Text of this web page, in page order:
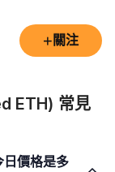
+ 關注
ETH) 常見